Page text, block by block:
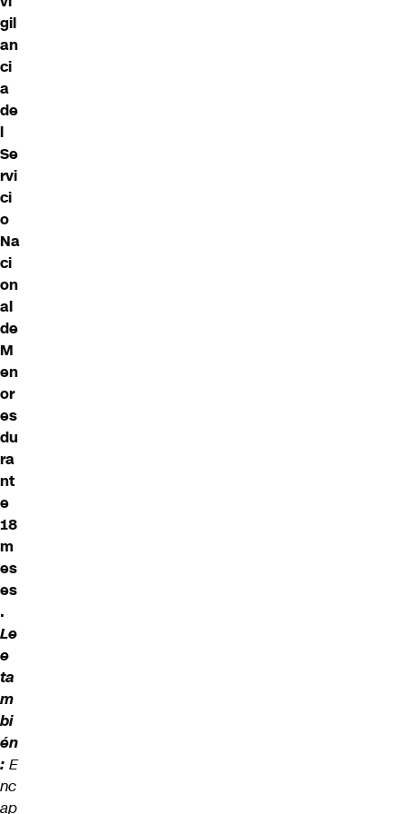
gil
an
ci
a
de
l
Se
rvi
ci
o
Na
ci
on
al
de
M
en
or
es
du
ra
nt
e
18
m
es
es
.
Le
e
ta
m
bi
én
: E
nc
ap